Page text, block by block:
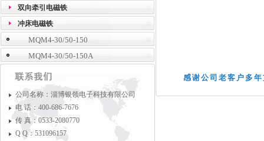
双向牵引电磁铁
冲床电磁铁
MQM4-30/50-150
MQM4-30/50-150A
公司名称：淄博银领电子科技有限公司
电 话：400-686-7676
传 真：0533-2080770
Q Q：531096157
感谢公司老客户多年